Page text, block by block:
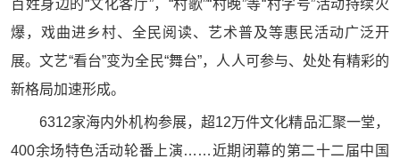
百姓身边的“文化客厅”，“村歌”“村晚”等“村字号”活动持续火
爆，戏曲进乡村、全民阅读、艺术普及等惠民活动广泛开
展。文艺“看台”变为全民“舞台”，人人可参与、处处有精彩的
新格局加速形成。
6312家海内外机构参展，超12万件文化精品汇聚一堂，
400余场特色活动轮番上演……近期闭幕的第二十二届中国